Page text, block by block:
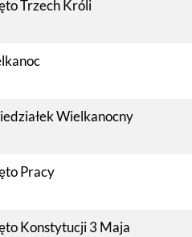
Trzech Króli
Wielkanocny
Pracy
Konstytucji 3 Maja